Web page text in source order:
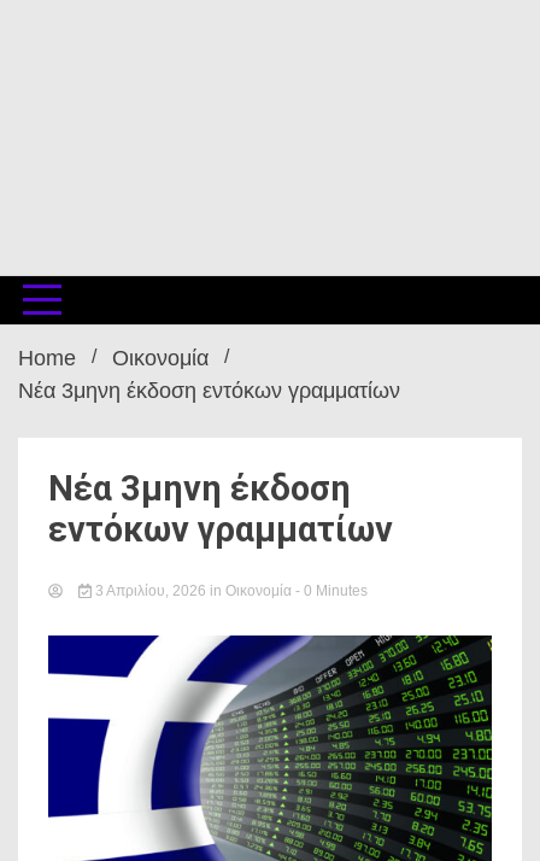
Home
Οικονομία
Νέα 3μηνη έκδοση εντόκων γραμματίων
Νέα 3μηνη έκδοση
εντόκων γραμματίων
3 Απριλίου, 2026 in Οικονομία - 0 Minutes